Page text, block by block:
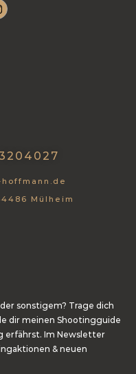
Mülheim
sonstigem? Trage dich
dir meinen Shootingguide
erfährst. Im Newsletter
& neuen